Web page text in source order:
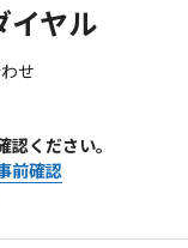
イヤル
せ
ください。
前確認